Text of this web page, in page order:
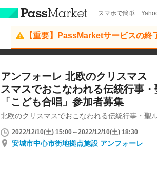
スマホで簡単
【重要】PassMarketサービスの終
アンフォーレ 北欧のクリスマス
スマスでおこなわれる伝統行事
「こども合唱」参加者募集
北欧のクリスマスでおこなわれる伝統行事・聖
2022/12/10(土) 15:00～2022/12/10(土) 18:30
安城市中心市街地拠点施設 アンフォーレ